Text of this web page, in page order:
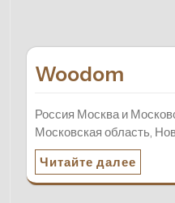
Woodom
Россия Москва и
Московская область,
Читайте далее